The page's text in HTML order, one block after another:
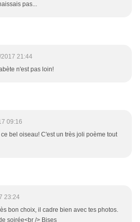
pas...
21:44
n'est pas loin!
09:16
ce bel oiseau! C'est un très joli poème tout
23:24
bon choix, il cadre bien avec tes photos.
soirée<br /> Bises